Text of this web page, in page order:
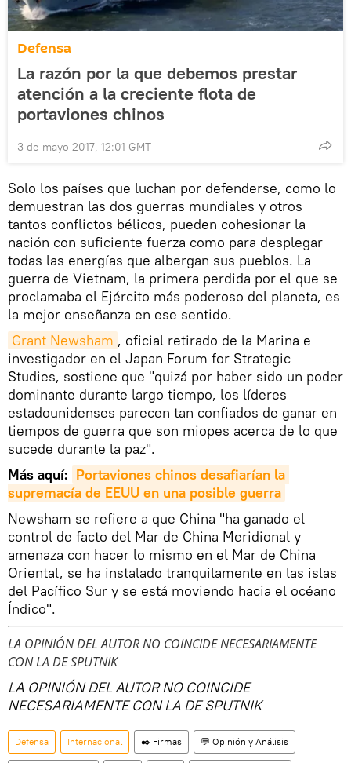
Defensa
La razón por la que debemos prestar
atención a la creciente flota de
portaviones chinos
3 de mayo 2017, 12:01 GMT
Solo los países que luchan por defenderse, como lo
demuestran las dos guerras mundiales y otros
tantos conflictos bélicos, pueden cohesionar la
nación con suficiente fuerza como para desplegar
todas las energías que albergan sus pueblos. La
guerra de Vietnam, la primera perdida por el que se
proclamaba el Ejército más poderoso del planeta, es
la mejor enseñanza en ese sentido.
Grant Newsham , oficial retirado de la Marina e
investigador en el Japan Forum for Strategic
Studies, sostiene que "quizá por haber sido un poder
dominante durante largo tiempo, los líderes
estadounidenses parecen tan confiados de ganar en
tiempos de guerra que son miopes acerca de lo que
sucede durante la paz".
Más aquí: Portaviones chinos desafiarían la
supremacía de EEUU en una posible guerra
Newsham se refiere a que China "ha ganado el
control de facto del Mar de China Meridional y
amenaza con hacer lo mismo en el Mar de China
Oriental, se ha instalado tranquilamente en las islas
del Pacífico Sur y se está moviendo hacia el océano
Índico".
LA OPINIÓN DEL AUTOR NO COINCIDE NECESARIAMENTE
CON LA DE SPUTNIK
LA OPINIÓN DEL AUTOR NO COINCIDE
NECESARIAMENTE CON LA DE SPUTNIK
Defensa Internacional ✒️ Firmas 💬 Opinión y Análisis